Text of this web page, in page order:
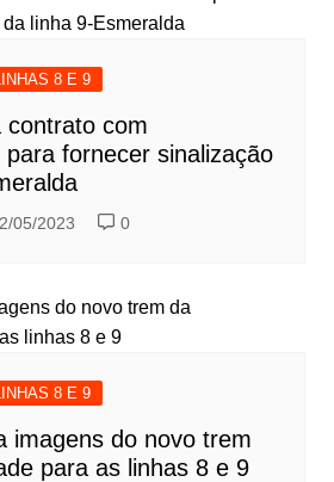
8 E 9
contrato com
para fornecer sinalização
05/2023 0
8 E 9
imagens do novo trem
para as linhas 8 e 9